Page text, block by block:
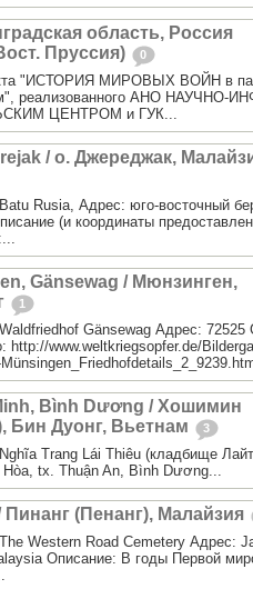
область, Россия
Пруссия)
0
"ИСТОРИЯ МИРОВЫХ ВОЙН в
реализованного АНО
ЦЕНТРОМ и ГУК...
/ о. Джереджак,
Rusia, Адрес: юго-восточный
(и координаты
Gänsewag / Мюнзинген,
1
Gänsewag Адрес: 72525
http://www.weltkriegsopfer.de/
Bình Dương / Хошимин
Бин Дуонг, Вьетнам
3
Trang Lái Thiêu (кладбище
tx. Thuận An, Bình Dương...
Пинанг (Пенанг), Малайзия
Western Road Cemetery Адрес:
Описание: В годы Первой